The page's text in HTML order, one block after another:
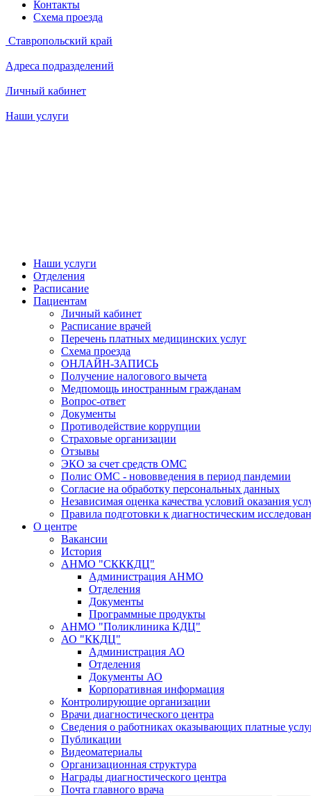
Контакты
Схема проезда
Ставропольский край
Адреса подразделений
Личный кабинет
Наши услуги
Наши услуги
Отделения
Расписание
Пациентам
Личный кабинет
Расписание врачей
Перечень платных медицинских услуг
Схема проезда
ОНЛАЙН-ЗАПИСЬ
Получение налогового вычета
Медпомощь иностранным гражданам
Вопрос-ответ
Документы
Противодействие коррупции
Страховые организации
Отзывы
ЭКО за счет средств ОМС
Полис ОМС - нововведения в период пандемии
Согласие на обработку персональных данных
Независимая оценка качества условий оказания
Правила подготовки к диагностическим
О центре
Вакансии
История
АНМО "СКККДЦ"
Администрация АНМО
Отделения
Документы
Программные продукты
АНМО "Поликлиника КДЦ"
АО "ККДЦ"
Администрация АО
Отделения
Документы АО
Корпоративная информация
Контролирующие организации
Врачи диагностического центра
Сведения о работниках оказывающих платные
Публикации
Видеоматериалы
Организационная структура
Награды диагностического центра
Почта главного врача